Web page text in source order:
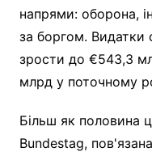
напрями: оборона,
за боргом.
зрости до €543,3
млрд у поточному
Більш як половина
Bundestag,